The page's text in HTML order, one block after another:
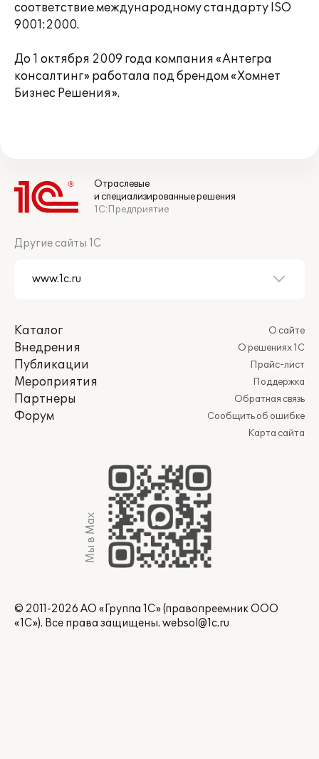
соответствие международному стандарту ISO
9001:2000.
До 1 октября 2009 года компания «Антегра
консалтинг» работала под брендом «Хомнет
Бизнес Решения».
Отраслевые
и специализированные решения
1С:Предприятие
Другие сайты 1С
Каталог
Внедрения
Публикации
Мероприятия
Партнеры
Форум
О сайте
О решениях 1С
Прайс-лист
Поддержка
Обратная связь
Сообщить об ошибке
Карта сайта
Мы в Max
© 2011-2026 АО «Группа 1С» (правопреемник ООО
«1С»). Все права защищены. websol@1c.ru